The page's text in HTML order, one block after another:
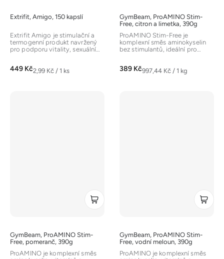
Extrifit, Amigo, 150 kapslí
449 KčMěrná
2,99 Kč / 1 ks
Extrifit Amigo je stimulační a
termogenní produkt navržený
pro podporu vitality, sexuální
GymBeam, ProAMINO Stim-
Free, citron a limetka, 390g
389 KčMěrná
997,44 Kč / 1 kg
ProAMINO Stim-Free je
komplexní směs aminokyselin
bez stimulantů, ideální pro
GymBeam, ProAMINO Stim-
Free, pomeranč, 390g
ProAMINO je komplexní směs
GymBeam, ProAMINO Stim-
Free, vodní meloun, 390g
ProAMINO je komplexní směs